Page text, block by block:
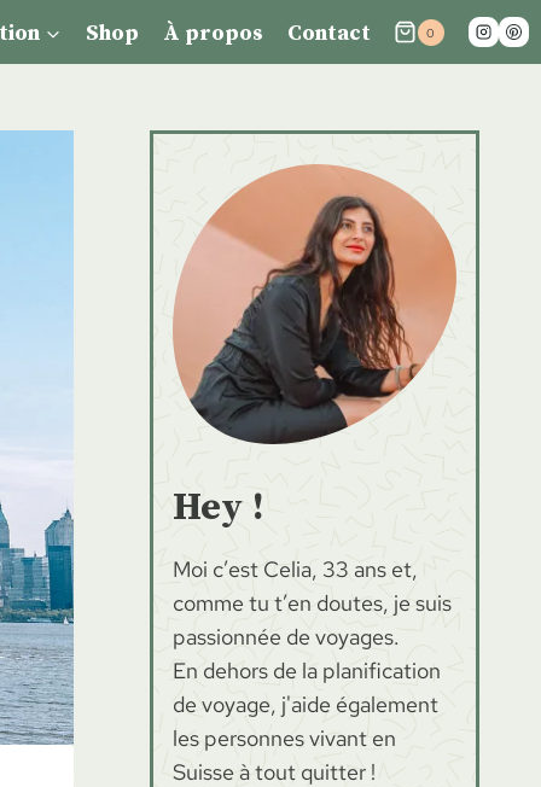
Shop À propos Contact 0
Hey !
Moi c’est Celia, 33 ans et,
comme tu t’en doutes, je suis
passionnée de voyages.
En dehors de la planification
de voyage, j'aide également
les personnes vivant en
Suisse à tout quitter !